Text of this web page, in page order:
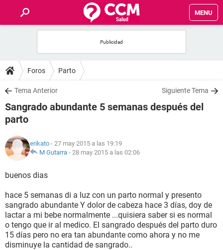
MENU
FOROS
SALUD
FAMILIA
NUTRICIÓN
SEXUALIDAD
GLOSARIO
Foros Parto
Tema Anterior Siguiente Tema
Sangrado abundante 5 semanas después del
parto
erikato - 27 may 2015 a las 19:19
M Gutarra - 28 may 2015 a las 02:06
buenos dias
hace 5 semanas di a luz con un parto normal y presento
sangrado abundante Y dolor de cabeza hace 3 días, doy de
lactar a mi bebe normalmente ...quisiera saber si es normal
o tengo que ir al medico. El sangrado después del parto duro
15 días pero no era tan abundante como ahora y no me
disminuye la cantidad de sangrado..